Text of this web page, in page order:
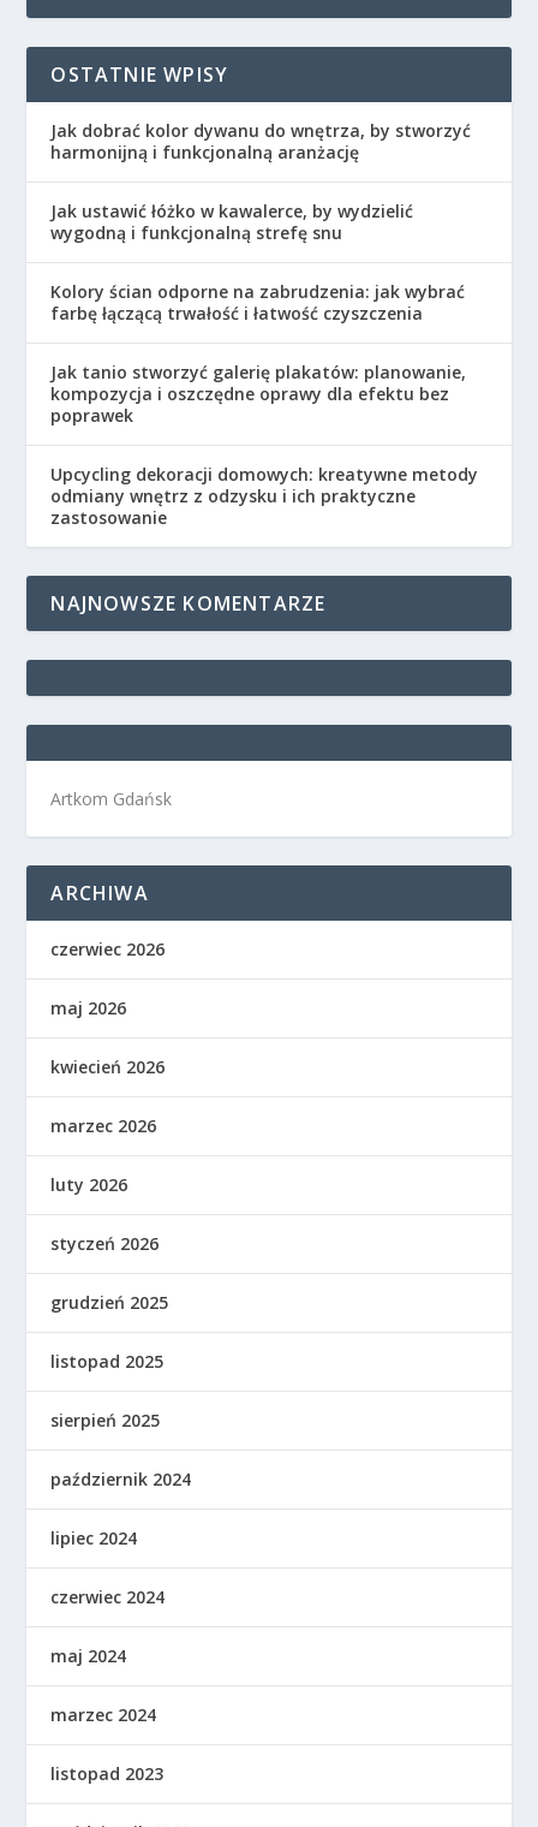
OSTATNIE WPISY
Jak dobrać kolor dywanu do wnętrza, by stworzyć
harmonijną i funkcjonalną aranżację
Jak ustawić łóżko w kawalerce, by wydzielić
wygodną i funkcjonalną strefę snu
Kolory ścian odporne na zabrudzenia: jak wybrać
farbę łączącą trwałość i łatwość czyszczenia
Jak tanio stworzyć galerię plakatów: planowanie,
kompozycja i oszczędne oprawy dla efektu bez
poprawek
Upcycling dekoracji domowych: kreatywne metody
odmiany wnętrz z odzysku i ich praktyczne
zastosowanie
NAJNOWSZE KOMENTARZE
Artkom Gdańsk
ARCHIWA
czerwiec 2026
maj 2026
kwiecień 2026
marzec 2026
luty 2026
styczeń 2026
grudzień 2025
listopad 2025
sierpień 2025
październik 2024
lipiec 2024
czerwiec 2024
maj 2024
marzec 2024
listopad 2023